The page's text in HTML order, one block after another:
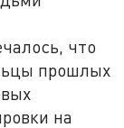
что
прошлых
на